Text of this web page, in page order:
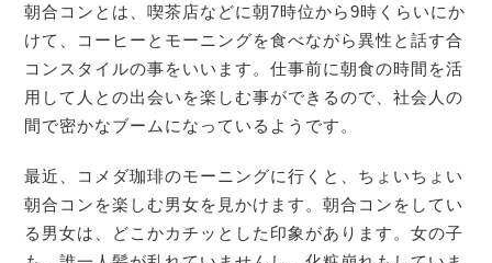
朝合コンとは、喫茶店などに朝7時位から9時くらいにか
けて、コーヒーとモーニングを食べながら異性と話す合
コンスタイルの事をいいます。仕事前に朝食の時間を活
用して人との出会いを楽しむ事ができるので、社会人の
間で密かなブームになっているようです。
最近、コメダ珈琲のモーニングに行くと、ちょいちょい
朝合コンを楽しむ男女を見かけます。朝合コンをしてい
る男女は、どこかカチッとした印象があります。女の子